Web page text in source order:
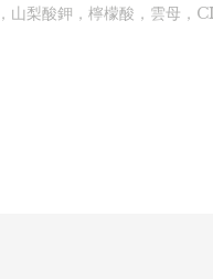
山梨酸鉀，檸檬酸，雲母，